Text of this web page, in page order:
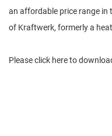
an affordable price range in
of Kraftwerk, formerly a
Please click here to